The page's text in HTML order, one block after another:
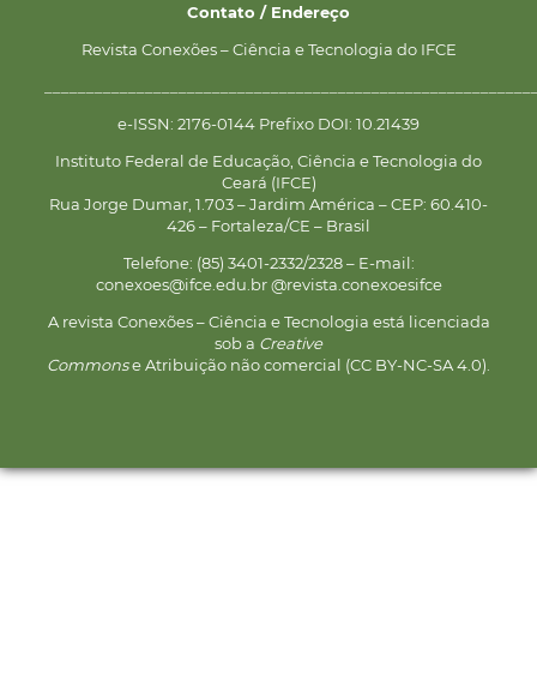
Contato / Endereço
Revista Conexões – Ciência e Tecnologia do IFCE
e-ISSN: 2176-0144 Prefixo DOI: 10.21439
Instituto Federal de Educação, Ciência e Tecnologia do
Ceará (IFCE)
Rua Jorge Dumar, 1.703 – Jardim América – CEP: 60.410-
426 – Fortaleza/CE – Brasil
Telefone: (85) 3401-2332/2328 – E-mail:
conexoes@ifce.edu.br @revista.conexoesifce
A revista Conexões – Ciência e Tecnologia está licenciada
sob a Creative
Commonse Atribuição não comercial (CC BY-NC-SA 4.0).